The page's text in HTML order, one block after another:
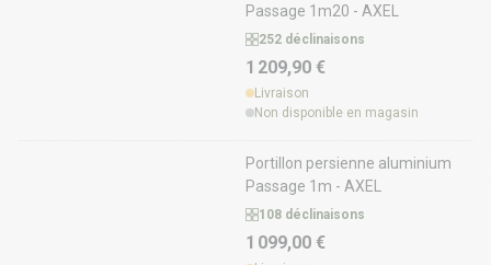
Passage 1m20 - AXEL
252 déclinaisons
1 209,90 €
Livraison
Non disponible en magasin
Portillon persienne aluminium
Passage 1m - AXEL
108 déclinaisons
1 099,00 €